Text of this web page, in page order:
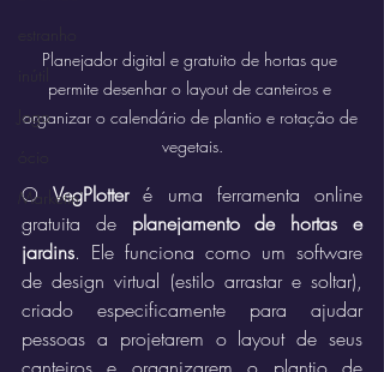
Jogo
Marketin'
Planejador digital e gratuito de hortas que
permite desenhar o layout de canteiros e
organizar o calendário de plantio e rotação de
vegetais.
O VegPlotter é uma ferramenta online
gratuita de planejamento de hortas e
jardins. Ele funciona como um software
de design virtual (estilo arrastar e soltar),
criado especificamente para ajudar
pessoas a projetarem o layout de seus